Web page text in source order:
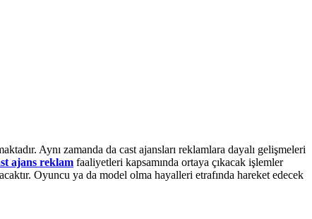
Aynı zamanda da cast ajansları reklamlara dayalı gelişmeleri
ajans reklam faaliyetleri kapsamında ortaya çıkacak işlemler
Oyuncu ya da model olma hayalleri etrafında hareket edecek